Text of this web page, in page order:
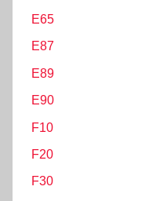
E65
E87
E89
E90
F10
F20
F30